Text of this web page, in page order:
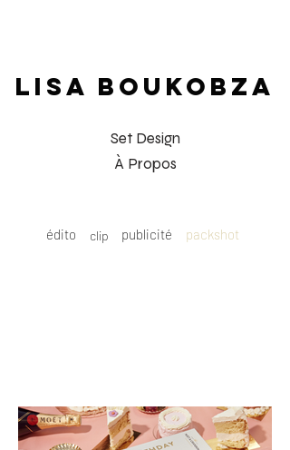
LISA BOUKOBZA
Set Design
À Propos
édito clip publicité packshot